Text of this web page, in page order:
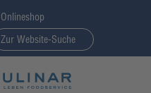
Zur Website-Suche